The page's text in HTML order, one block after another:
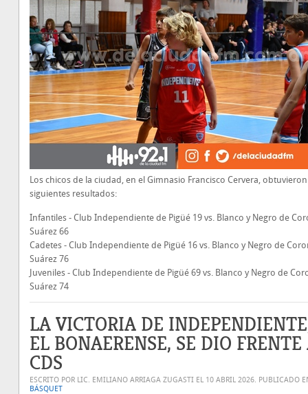
Los chicos de la ciudad, en el Gimnasio Francisco Cervera,
siguientes resultados:
Infantiles - Club Independiente de Pigüé 19 vs. Blanco y Negro de
Suárez 66
Cadetes - Club Independiente de Pigüé 16 vs. Blanco y Negro de
Suárez 76
Juveniles - Club Independiente de Pigüé 69 vs. Blanco y Negro de
Suárez 74
LA VICTORIA DE
EL BONAERENSE, SE DIO
CDS
ESCRITO POR LIC. EMILIANO ARRIAGA ZUGASTI EL 10 ABRIL 2026. PUBLICADO
BÁSQUET